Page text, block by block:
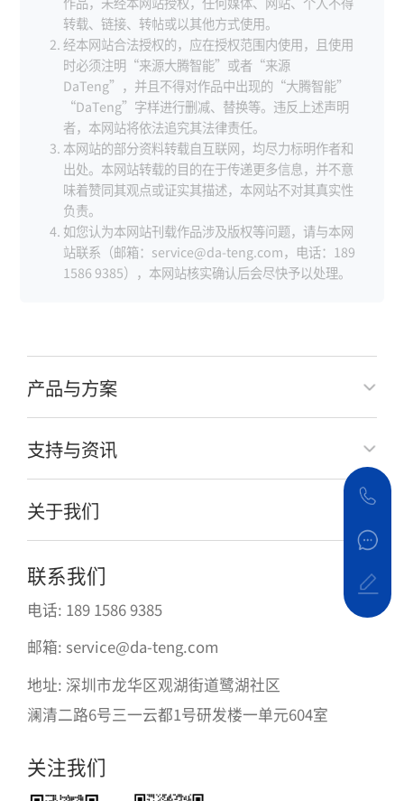
转载、链接、转帖或以其他方式使用。
经本网站合法授权的，应在授权范围内使用，且使用
时必须注明“来源大腾智能”或者“来源
DaTeng”，并且不得对作品中出现的“大腾智能”
“DaTeng”字样进行删减、替换等。违反上述声明
者，本网站将依法追究其法律责任。
本网站的部分资料转载自互联网，均尽力标明作者和
出处。本网站转载的目的在于传递更多信息，并不意
味着赞同其观点或证实其描述，本网站不对其真实性
负责。
如您认为本网站刊载作品涉及版权等问题，请与本网
站联系（邮箱：service@da-teng.com，电话：189
1586 9385），本网站核实确认后会尽快予以处理。
产品与方案
支持与资讯
关于我们
联系我们
电话: 189 1586 9385
邮箱: service@da-teng.com
地址: 深圳市龙华区观湖街道鹭湖社区
澜清二路6号三一云都1号研发楼一单元604室
关注我们